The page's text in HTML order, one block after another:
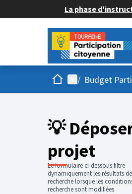
La phase
AccueilMenu principal
/ Budget
💡
projet
Le formulaire ci-dessous filtre
dynamiquement les résultats
recherche lorsque les
recherche sont modifiées.